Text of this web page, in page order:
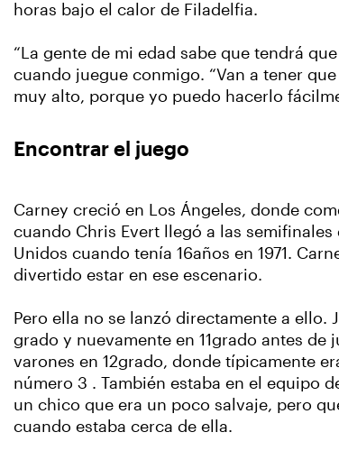
horas bajo el calor de Filadelfia.
“La gente de mi edad sabe que tendrá
cuando juegue conmigo. “Van a tener
muy alto, porque yo puedo hacerlo
Encontrar el juego
Carney creció en Los Ángeles, donde
cuando Chris Evert llegó a las semifinales
Unidos cuando tenía 16años en 1971.
divertido estar en ese escenario.
Pero ella no se lanzó directamente a ello.
grado y nuevamente en 11grado antes de
varones en 12grado, donde típicamente
número 3 . También estaba en el equipo
un chico que era un poco salvaje, pero
cuando estaba cerca de ella.